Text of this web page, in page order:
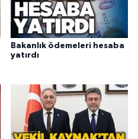
Bakanlık ödemeleri hesaba
yatırdı